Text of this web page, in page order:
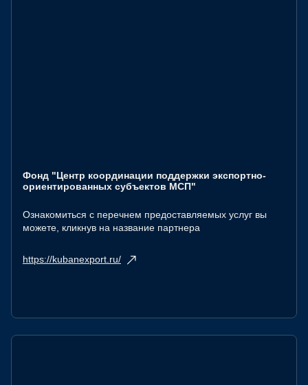
Фонд "Центр координации поддержки экспортно-
ориентированных субъектов МСП"
Ознакомиться с перечнем предоставляемых услуг вы
можете, кликнув на название партнера
https://kubanexport.ru/